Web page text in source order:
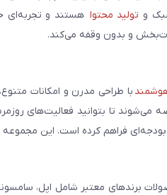
و تولید محتوا هستند و تجربه‌ای
و بدون وقفه می‌کند.
با طراحی مدرن و امکانات
می‌شوند تا بتوانید فعالیت‌های
فراهم کرده است. این مجموعه
برندهای معتبر شامل اپل، سامسونگ،